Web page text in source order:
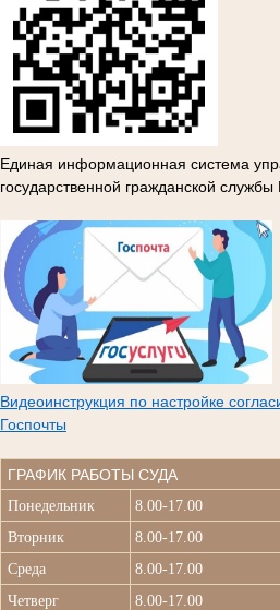
Единая информационная система
государственной гражданской
Видеоинструкция по настройке
Госпочты
ГРАФИК РАБОТЫ СУДА
Понедельник
8.00-17.00
Вторник
8.00-17.00
Среда
8.00-17.00
Четверг
8.00-17.00